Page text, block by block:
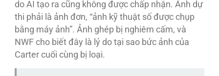
do AI tạo ra cũng không được chấp nhận. Ảnh dự
thi phải là ảnh đơn, “ảnh kỹ thuật số được chụp
bằng máy ảnh”. Ảnh ghép bị nghiêm cấm, và
NWF cho biết đây là lý do tại sao bức ảnh của
Carter cuối cùng bị loại.